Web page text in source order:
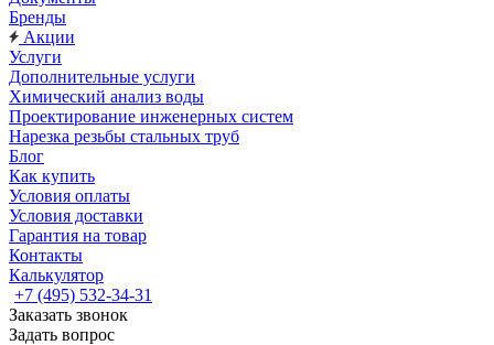
Бренды
Акции
Услуги
Дополнительные услуги
Химический анализ воды
Проектирование инженерных систем
Нарезка резьбы стальных труб
Блог
Как купить
Условия оплаты
Условия доставки
Гарантия на товар
Контакты
Калькулятор
+7 (495) 532‑34‑31
Заказать звонок
Задать вопрос